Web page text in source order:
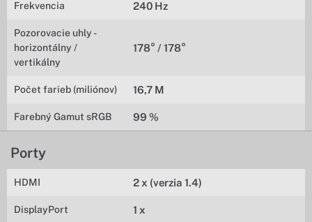
Frekvencia 240 Hz
Pozorovacie uhly -
horizontálny /
vertikálny
178° / 178°
Počet farieb (miliónov) 16,7 M
Farebný Gamut sRGB 99 %
Porty
HDMI 2 x (verzia 1.4)
DisplayPort 1 x